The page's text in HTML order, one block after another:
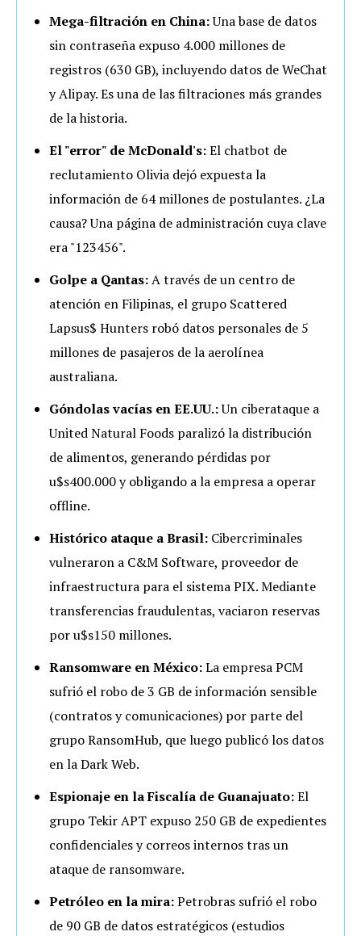
Mega-filtración en China:Una base de datos
sin contraseña expuso 4.000 millones de
registros (630 GB), incluyendo datos de WeChat
y Alipay. Es una de las filtraciones más grandes
de la historia.
El "error" de McDonald's:El chatbot de
reclutamiento Olivia dejó expuesta la
información de 64 millones de postulantes. ¿La
causa? Una página de administración cuya clave
era "123456".
Golpe a Qantas:A través de un centro de
atención en Filipinas, el grupo Scattered
Lapsus$ Hunters robó datos personales de 5
millones de pasajeros de la aerolínea
australiana.
Góndolas vacías en EE.UU.:Un ciberataque a
United Natural Foods paralizó la distribución
de alimentos, generando pérdidas por
u$s400.000 y obligando a la empresa a operar
offline.
Histórico ataque a Brasil: Cibercriminales
vulneraron a C&M Software, proveedor de
infraestructura para el sistema PIX. Mediante
transferencias fraudulentas, vaciaron reservas
por u$s150 millones.
Ransomware en México:La empresa PCM
sufrió el robo de 3 GB de información sensible
(contratos y comunicaciones) por parte del
grupo RansomHub, que luego publicó los datos
en la Dark Web.
Espionaje en la Fiscalía de Guanajuato:El
grupo Tekir APT expuso 250 GB de expedientes
confidenciales y correos internos tras un
ataque de ransomware.
Petróleo en la mira:Petrobras sufrió el robo
de 90 GB de datos estratégicos (estudios